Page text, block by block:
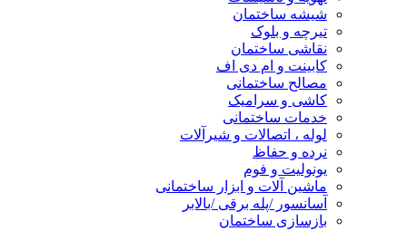
شیشه ساختمان
تیرچه و بلوک
نقاشی ساختمان
کابینت و ام دی اف
مصالح ساختمانی
کاشی و سرامیک
خدمات ساختمانی
لوله ، اتصالات و شیرآلات
نرده و حفاظ
یونولیت و فوم
ماشین آلات و ابزار ساختمانی
آسانسور /پله برقی /بالابر
بازسازی ساختمان